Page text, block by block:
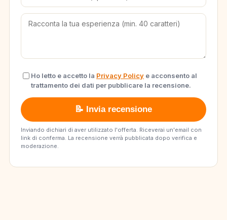
Ho letto e accetto la Privacy Policy e acconsento al
trattamento dei dati per pubblicare la recensione.
📝 Invia recensione
Inviando dichiari di aver utilizzato l'offerta. Riceverai un'email con
link di conferma. La recensione verrà pubblicata dopo verifica e
moderazione.